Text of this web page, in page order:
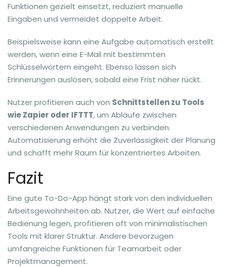
Funktionen gezielt einsetzt, reduziert manuelle
Eingaben und vermeidet doppelte Arbeit.
Beispielsweise kann eine Aufgabe automatisch erstellt
werden, wenn eine E-Mail mit bestimmten
Schlüsselwörtern eingeht. Ebenso lassen sich
Erinnerungen auslösen, sobald eine Frist näher rückt.
Nutzer profitieren auch von Schnittstellen zu Tools
wie Zapier oder IFTTT, um Abläufe zwischen
verschiedenen Anwendungen zu verbinden.
Automatisierung erhöht die Zuverlässigkeit der Planung
und schafft mehr Raum für konzentriertes Arbeiten.
Fazit
Eine gute To-Do-App hängt stark von den individuellen
Arbeitsgewohnheiten ab. Nutzer, die Wert auf einfache
Bedienung legen, profitieren oft von minimalistischen
Tools mit klarer Struktur. Andere bevorzugen
umfangreiche Funktionen für Teamarbeit oder
Projektmanagement.